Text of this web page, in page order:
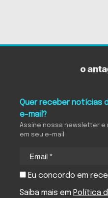
Quer receber notícias
e-mail?
Assine nossa newsletter e
em seu e-mail
Eu concordo em
Saiba mais em Política